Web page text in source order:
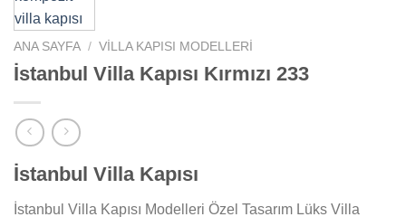
ANA SAYFA / VILLA KAPISI MODELLERI
İstanbul Villa Kapısı Kırmızı 233
İstanbul Villa Kapısı
İstanbul Villa Kapısı Modelleri Özel Tasarım Lüks Villa